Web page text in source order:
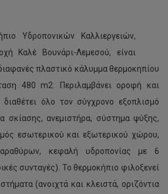
Υδροπονικών Καλλιεργειών,
Καλέ Βουνάρι-Λεμεσού, είναι
πλαστικό κάλυμμα θερμοκηπίου
480 m2. Περιλαμβάνει οροφή και
όλο τον σύγχρονο εξοπλισμό
σκίασης, ανεμιστήρα, σύστημα ψύξης,
εσωτερικού και εξωτερικού χώρου,
κεφαλή υδροπονίας με 6
συνταγές). Το θερμοκήπιο φιλοξενεί
(ανοιχτά και κλειστά, οριζόντια